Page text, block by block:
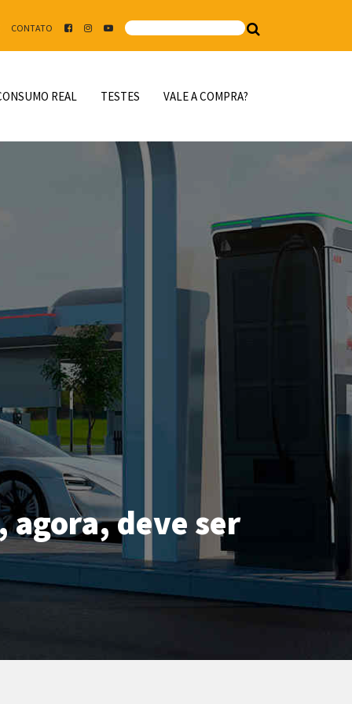
CONTATO
REAL TESTES VALE A COMPRA?
agora, deve ser